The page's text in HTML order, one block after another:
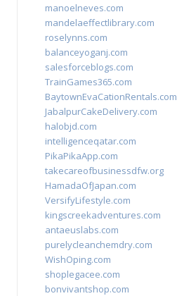
manoelneves.com
mandelaeffectlibrary.com
roselynns.com
balanceyoganj.com
salesforceblogs.com
TrainGames365.com
BaytownEvaCationRentals.com
JabalpurCakeDelivery.com
halobjd.com
intelligenceqatar.com
PikaPikaApp.com
takecareofbusinessdfw.org
HamadaOfJapan.com
VersifyLifestyle.com
kingscreekadventures.com
antaeuslabs.com
purelycleanchemdry.com
WishOping.com
shoplegacee.com
bonvivantshop.com